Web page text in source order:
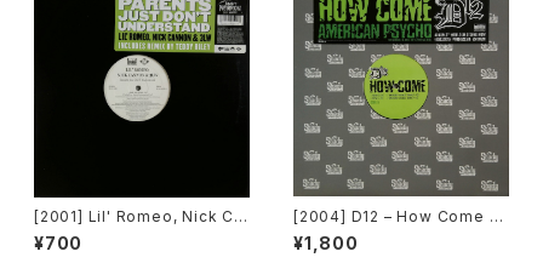
[2001] Lil' Romeo, Nick Ca
nnon & 3LW – Parents Just
Don't Understand [Jive, Ni
¥700
[2004] D12 – How Come /
American Psycho [Shady R
ecords][PROMO]
¥1,800